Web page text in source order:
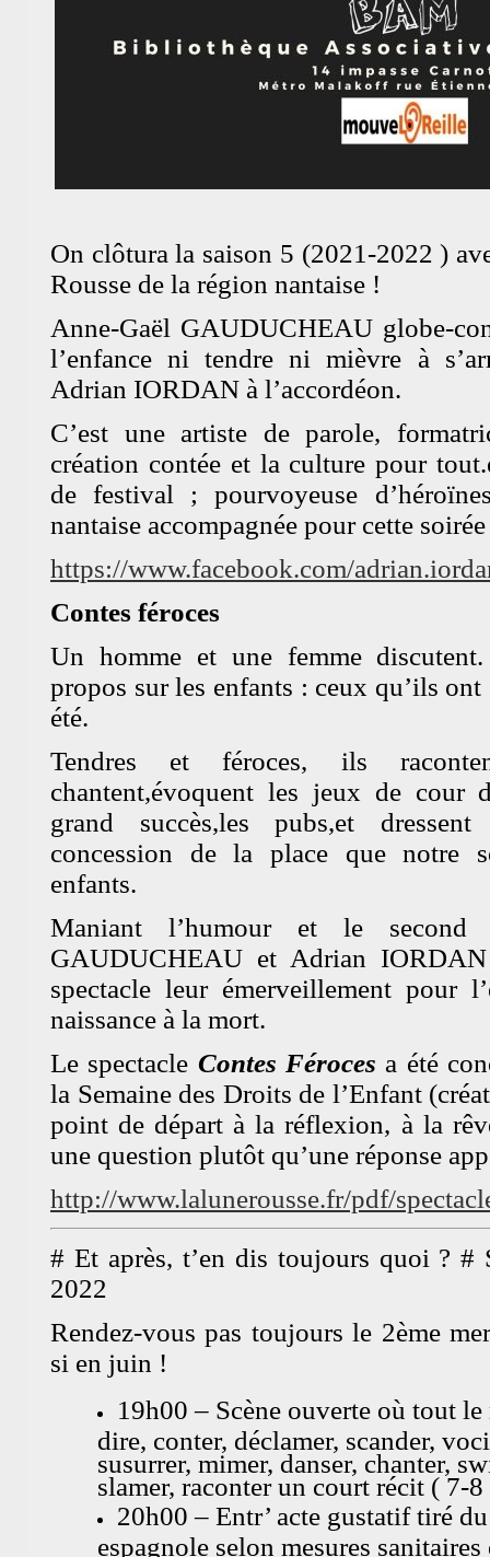
On clôtura la saison 5 (2021-2022 )
Rousse de la région nantaise !
Anne-Gaël GAUDUCHEAU globe-
l’enfance ni tendre ni mièvre à
Adrian IORDAN à l’accordéon.
C’est une artiste de parole,
création contée et la culture pour
de festival ; pourvoyeuse
nantaise accompagnée pour cette
https://www.facebook.com/
Contes féroces
Un homme et une femme
propos sur les enfants : ceux qu’ils
été.
Tendres et féroces, ils
chantent,évoquent les jeux de cour
grand succès,les pubs,et
concession de la place que notre
enfants.
Maniant l’humour et le second
GAUDUCHEAU et Adrian IORDAN
spectacle leur émerveillement pour
naissance à la mort.
Le spectacle Contes Féroces a été
la Semaine des Droits de l’Enfant
point de départ à la réflexion, à la
une question plutôt qu’une réponse
http://www.lalunerousse.fr/pdf/
# Et après, t’en dis toujours quoi ?
2022
Rendez-vous pas toujours le 2ème
si en juin !
19h00 – Scène ouverte où tout
dire, conter, déclamer, scander,
susurrer, mimer, danser, chanter,
slamer, raconter un court récit ( 7-
20h00 – Entr’ acte gustatif tiré
espagnole selon mesures
BAM !Bibliothèque Associative de